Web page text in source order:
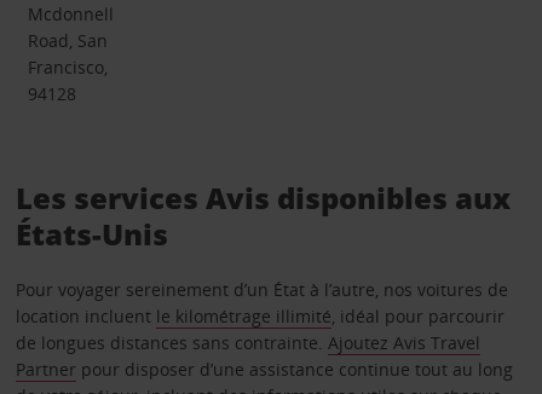
Mcdonnell
Road, San
Francisco,
94128
Les services Avis disponibles aux
États-Unis
Pour voyager sereinement d’un État à l’autre, nos voitures de
location incluent le kilométrage illimité , idéal pour parcourir
de longues distances sans contrainte. Ajoutez Avis Travel
Partner pour disposer d’une assistance continue tout au long